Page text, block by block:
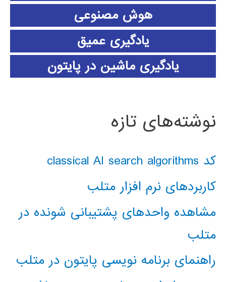
هوش مصنوعی
یادگیری عمیق
یادگیری ماشین در پایتون
نوشته‌های تازه
کد classical AI search algorithms
کاربردهای نرم افزار متلب
مشاهده واحدهای پشتیبانی شونده در
متلب
راهنمای برنامه نویسی پایتون در متلب